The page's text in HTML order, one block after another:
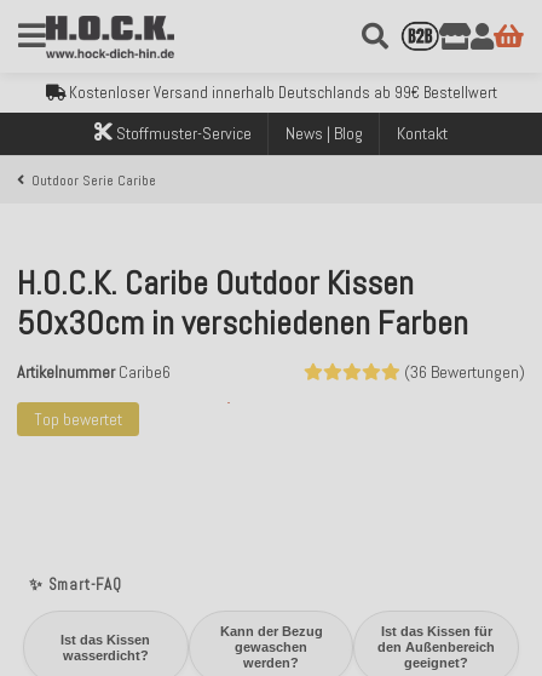
Über 120.000 erfolgreich versendete Bestellungen
Sicher bezahlen mit Klarna, PayPal & Amazon Pay
Kostenloser Versand innerhalb Deutschlands ab 99€ Bestellwert
Über 120.000 erfolgreich versendete Bestellungen
Sicher bezahlen mit Klarna, PayPal & Amazon Pay
Stoffmuster-Service News | Blog Kontakt
Outdoor Serie Caribe
Top bewertet
✨ Smart-FAQ
Ist das Kissen
wasserdicht?
Kann der Bezug
gewaschen
werden?
Ist das Kissen für
den Außenbereich
geeignet?
H.O.C.K. Caribe Outdoor Kissen
50x30cm in verschiedenen Farben
(36 Bewertungen)
Artikelnummer Caribe6